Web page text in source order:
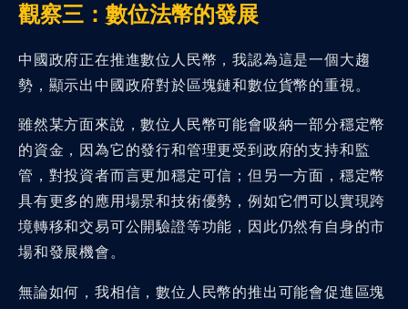
觀察三：數位法幣的發展
中國政府正在推進數位人民幣，我認為這是一個大趨
勢，顯示出中國政府對於區塊鏈和數位貨幣的重視。
雖然某方面來說，數位人民幣可能會吸納一部分穩定幣
的資金，因為它的發行和管理更受到政府的支持和監
管，對投資者而言更加穩定可信；但另一方面，穩定幣
具有更多的應用場景和技術優勢，例如它們可以實現跨
境轉移和交易可公開驗證等功能，因此仍然有自身的市
場和發展機會。
無論如何，我相信，數位人民幣的推出可能會促進區塊